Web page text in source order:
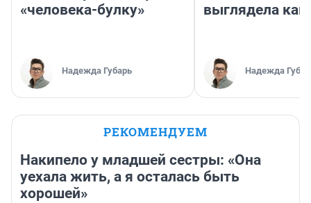
«человека-булку»
Надежда Губарь
выглядела как
Надежда
РЕКОМЕНДУЕМ
Накипело у младшей сестры: «Она
уехала жить, а я осталась быть
хорошей»